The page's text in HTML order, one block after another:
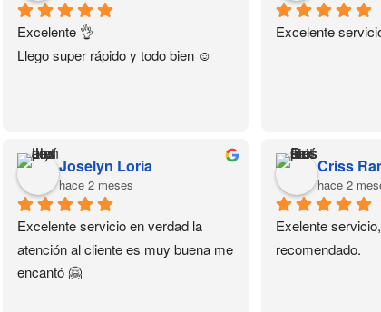
Excelente 👌
Llego super rápido y todo bien ☺️
Excelente
Joselyn Loria
hace 2 meses
Excelente servicio en verdad la
atención al cliente es muy buena me
encantó 🤗
Criss
hace 2
Exelente
recomendado.